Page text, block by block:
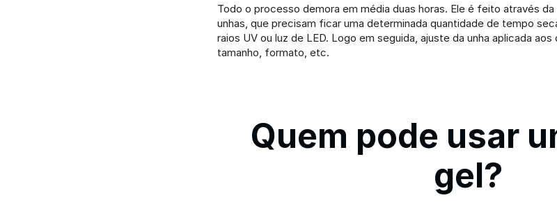
Todo o processo demora em média duas horas. Ele é feito através
unhas, que precisam ficar uma determinada quantidade de tempo
raios UV ou luz de LED. Logo em seguida, ajuste da unha aplicada
tamanho, formato, etc.
Quem pode usar
gel?